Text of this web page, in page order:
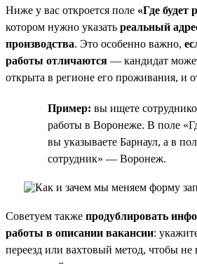
Ниже у вас откроется поле «Где будет
котором нужно указать реальный
производства. Это особенно важно,
работы отличаются — кандидат
открыта в регионе его проживания, и
Пример: вы ищете
работы в Воронеже. В поле
вы указываете Барнаул, а в
сотрудник» — Воронеж.
Советуем также продублировать
работы в описании вакансии:
переезд или вахтовый метод, чтобы не